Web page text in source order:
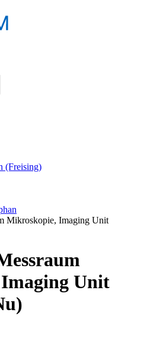
(Freising)
Mikroskopie, Imaging Unit
Unit